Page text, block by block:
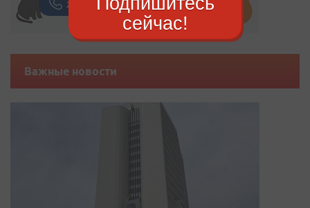
Важные новости
сейчас!